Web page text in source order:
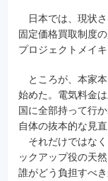
日本では、現状さ
固定価格買取制度
プロジェクトメイキ
ところが、本家本
始めた。電気料金
国に全部持って行
自体の抜本的な見
それだけではなく
ックアップ役の天
誰がどう負担すべ